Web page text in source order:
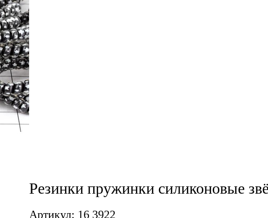
Резинки пружинки силиконовые
Артикул: 16 3922